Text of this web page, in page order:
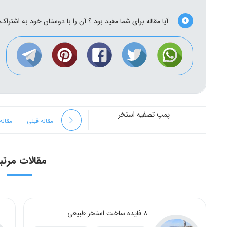
آیا مقاله برای شما مفید بود ؟ آن را با دوستان خود به
پمپ تصفیه استخر
مقاله قبلی
مقالات
۸ فایده ساخت استخر طبیعی